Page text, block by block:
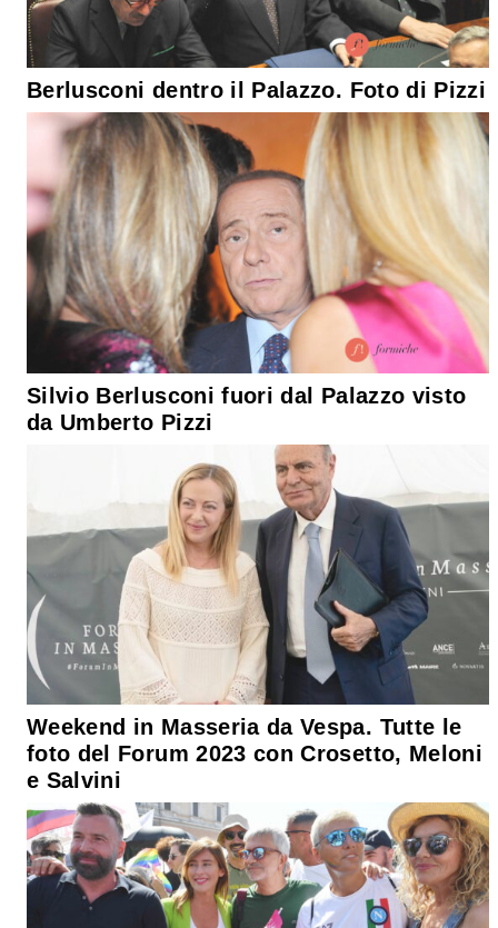
Berlusconi dentro il Palazzo. Foto di Pizzi
Silvio Berlusconi fuori dal Palazzo visto
da Umberto Pizzi
Weekend in Masseria da Vespa. Tutte le
foto del Forum 2023 con Crosetto, Meloni
e Salvini